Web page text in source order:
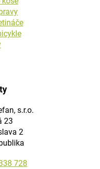
s.r.o.
23
2
728